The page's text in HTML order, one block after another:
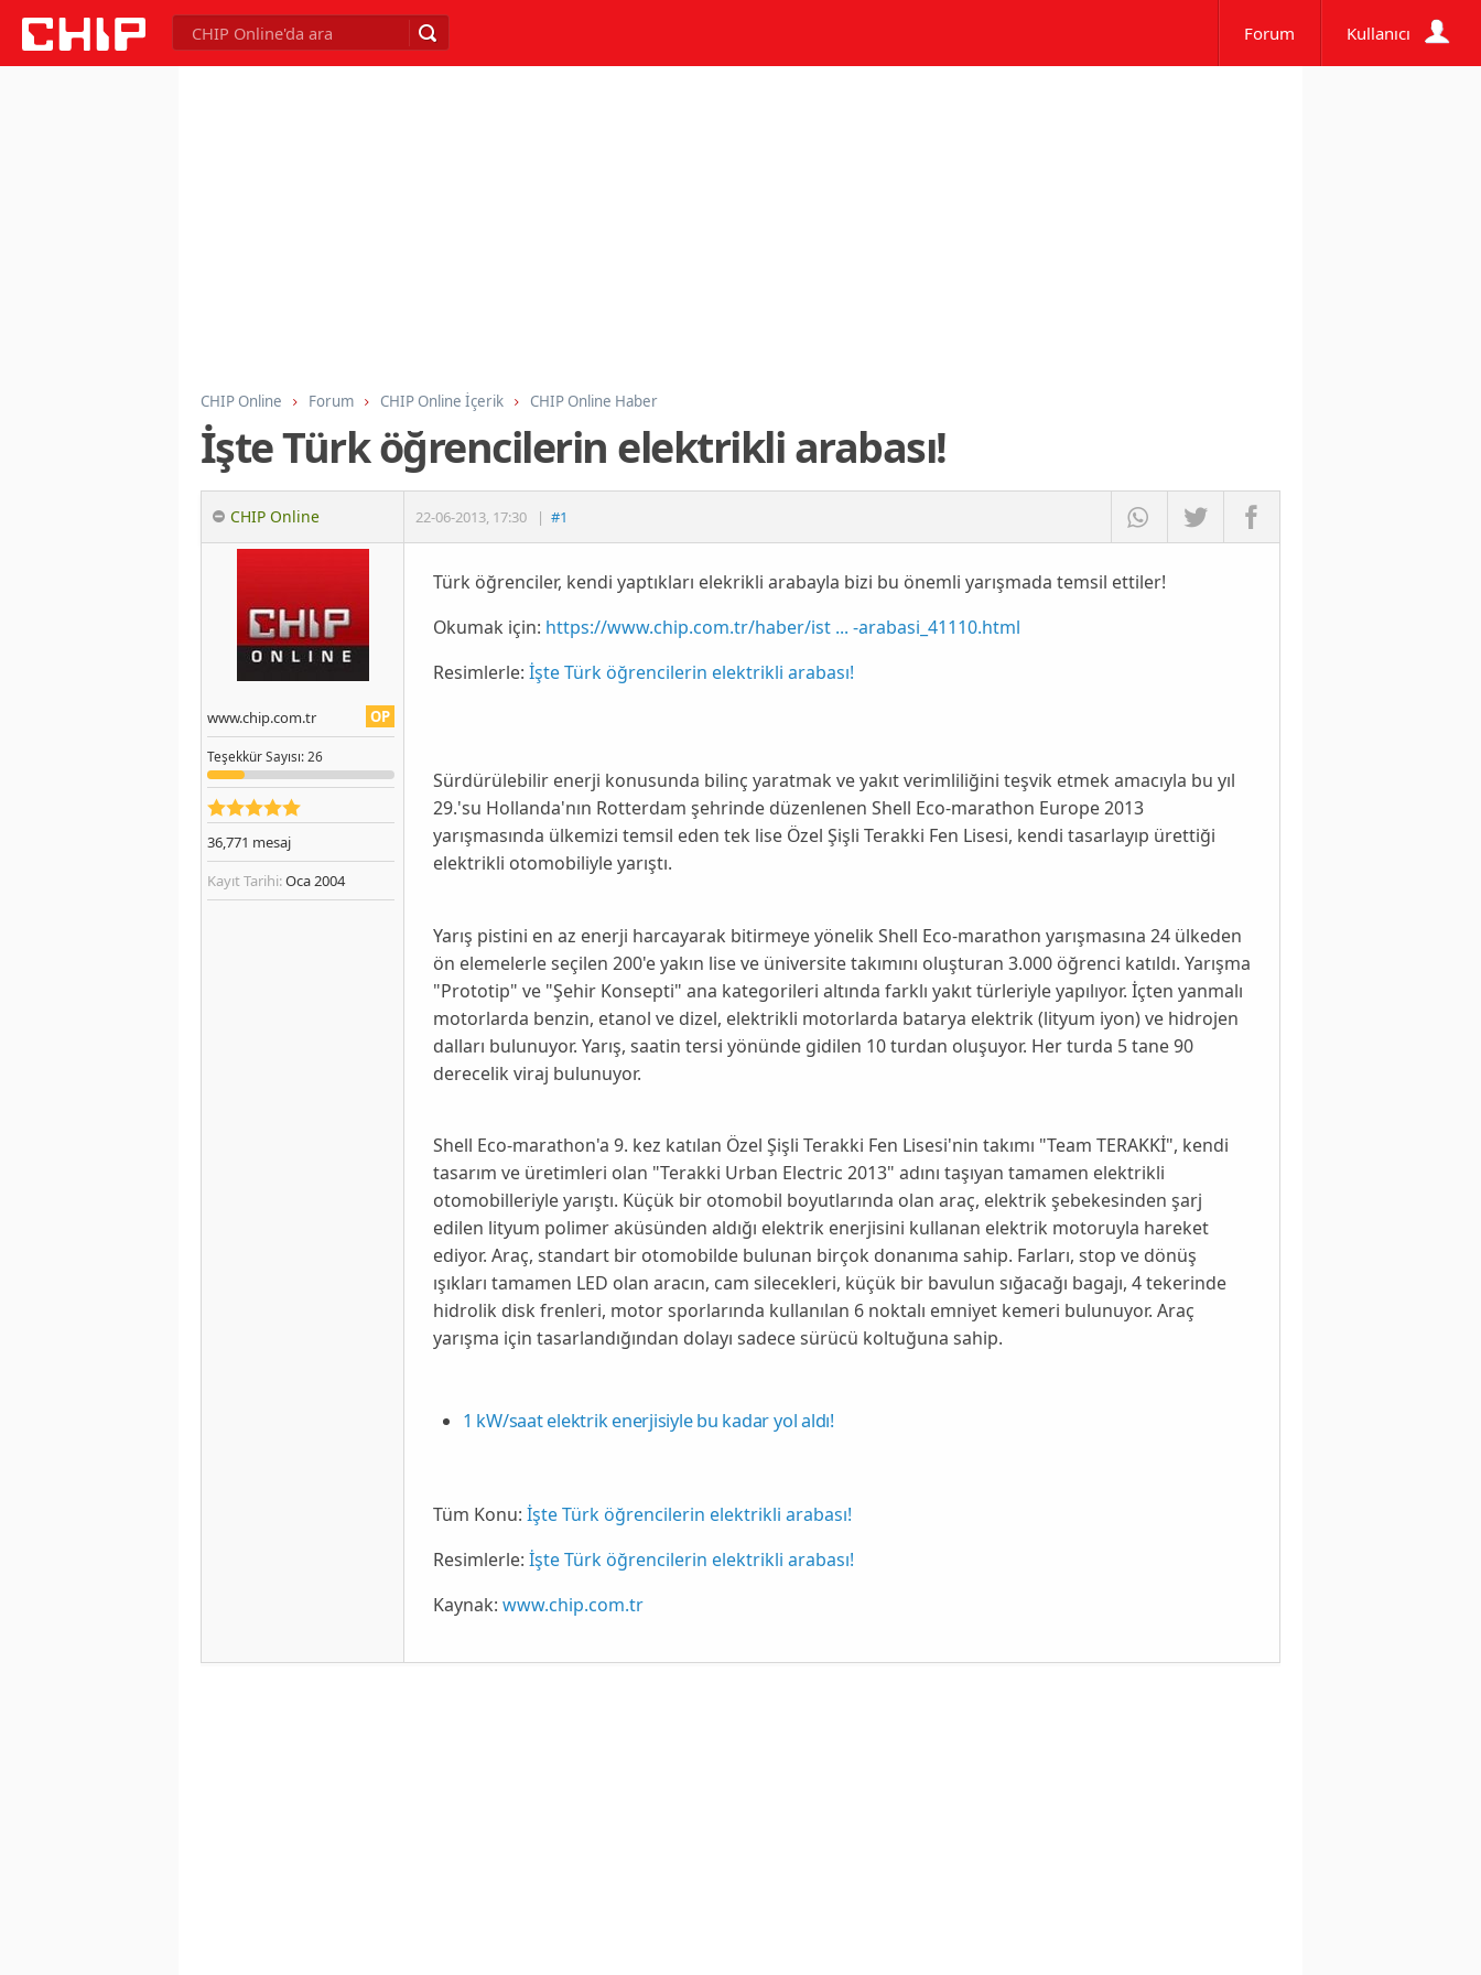
Forum Kullanıcı
CHIP Online Forum CHIP Online İçerik CHIP Online Haber
İşte Türk öğrencilerin elektrikli arabası!
CHIP Online 22-06-2013, 17:30 | #1
OP
www.chip.com.tr
TeşekkürSayısı: 26
36,771 mesaj
Kayıt Tarihi:Oca 2004
Türk öğrenciler, kendi yaptıkları elekrikli arabayla bizi bu önemli yarışmada temsil ettiler!
Okumak için: https://www.chip.com.tr/haber/ist ... -arabasi_41110.html
Resimlerle: İşte Türk öğrencilerin elektrikli arabası!
Sürdürülebilir enerji konusunda bilinç yaratmak ve yakıt verimliliğini teşvik etmek amacıyla bu yıl
29.'su Hollanda'nın Rotterdam şehrinde düzenlenen Shell Eco-marathon Europe 2013
yarışmasında ülkemizi temsil eden tek lise Özel Şişli Terakki Fen Lisesi, kendi tasarlayıp ürettiği
elektrikli otomobiliyle yarıştı.
Yarış pistini en az enerji harcayarak bitirmeye yönelik Shell Eco-marathon yarışmasına 24 ülkeden
ön elemelerle seçilen 200'e yakın lise ve üniversite takımını oluşturan 3.000 öğrenci katıldı. Yarışma
"Prototip" ve "Şehir Konsepti" ana kategorileri altında farklı yakıt türleriyle yapılıyor. İçten yanmalı
motorlarda benzin, etanol ve dizel, elektrikli motorlarda batarya elektrik (lityum iyon) ve hidrojen
dalları bulunuyor. Yarış, saatin tersi yönünde gidilen 10 turdan oluşuyor. Her turda 5 tane 90
derecelik viraj bulunuyor.
Shell Eco-marathon'a 9. kez katılan Özel Şişli Terakki Fen Lisesi'nin takımı "Team TERAKKİ", kendi
tasarım ve üretimleri olan "Terakki Urban Electric 2013" adını taşıyan tamamen elektrikli
otomobilleriyle yarıştı. Küçük bir otomobil boyutlarında olan araç, elektrik şebekesinden şarj
edilen lityum polimer aküsünden aldığı elektrik enerjisini kullanan elektrik motoruyla hareket
ediyor. Araç, standart bir otomobilde bulunan birçok donanıma sahip. Farları, stop ve dönüş
ışıkları tamamen LED olan aracın, cam silecekleri, küçük bir bavulun sığacağı bagajı, 4 tekerinde
hidrolik disk frenleri, motor sporlarında kullanılan 6 noktalı emniyet kemeri bulunuyor. Araç
yarışma için tasarlandığından dolayı sadece sürücü koltuğuna sahip.
1 kW/saat elektrik enerjisiyle bu kadar yol aldı!
Tüm Konu: İşte Türk öğrencilerin elektrikli arabası!
Resimlerle: İşte Türk öğrencilerin elektrikli arabası!
Kaynak: www.chip.com.tr